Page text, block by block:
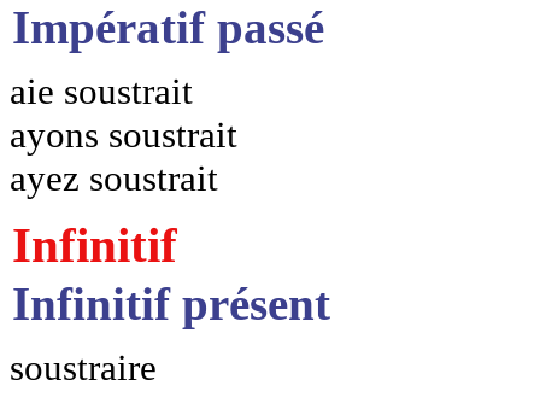
Impératif passé
aie soustrait
ayons soustrait
ayez soustrait
Infinitif
Infinitif présent
soustraire